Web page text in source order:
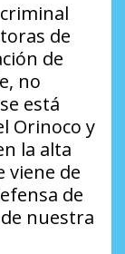
de
de
no
está
Orinoco y
la alta
viene de
de
nuestra